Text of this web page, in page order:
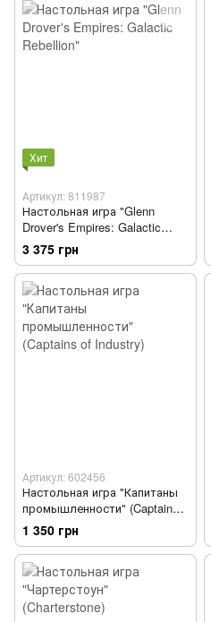
Хит
Артикул: 811987
Настольная игра "Glenn
Drover's Empires: Galactic
Rebellion"
3 375 грн
Артикул: 602456
Настольная игра "Капитаны
промышленности" (Captains
of Industry)
1 350 грн